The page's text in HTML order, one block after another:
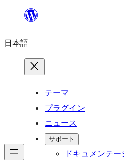
を
日本語
テーマ
プラグイン
ニュース
サポート
ドキュメンテー